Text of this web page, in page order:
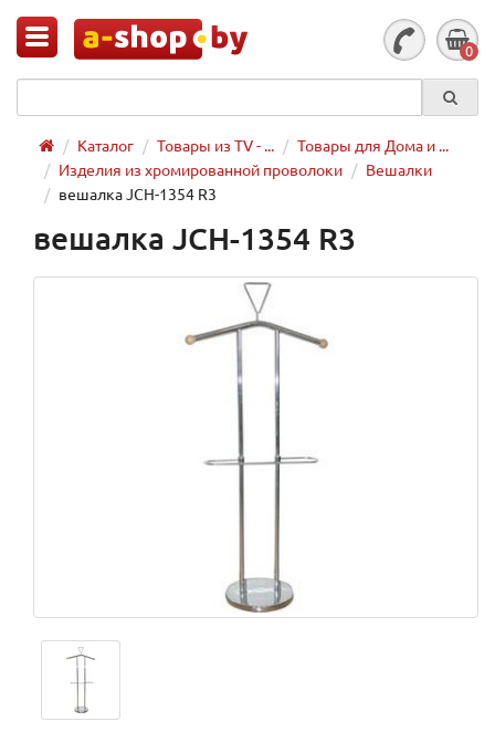
0
Каталог Товары из TV - ...
Товары для Дома и ...
Изделия из хромированной проволоки
Вешалки
вешалка JCH-1354 R3
вешалка JCH-1354 R3